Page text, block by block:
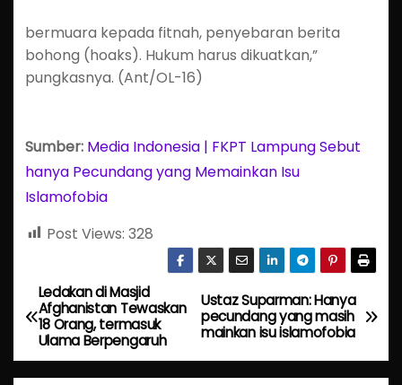
bermuara kepada fitnah, penyebaran berita
bohong (hoaks). Hukum harus dikuatkan,”
pungkasnya. (Ant/OL-16)
Sumber: Media Indonesia | FKPT Lampung Sebut
hanya Pecundang yang Memainkan Isu
Islamofobia
Post Views: 328
P
o
s
Ustaz Suparman: Hanya
pecundang yang masih
mainkan isu islamofobia
Ledakan di Masjid
Afghanistan Tewaskan
18 Orang, termasuk
Ulama Berpengaruh